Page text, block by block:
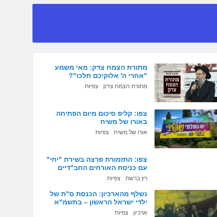
מתורת הצמח צדק: מאי משמע
"אחרי ה' אלוקיכם תלכו"?
מתורת הצמח צדק צפיות
צפו: קליפ סיכום מיום הפתיחה
באורו של משיח
אורו של משיח צפיות
צפו: התזמורת פרצה בשירת "יחי"
עם כניסת האורחים החב"דיים
רץ ברשת צפיות
נשלף מהארכיון: הכנסת ס"ת של
ילדי ישראל הראשון – בתשמ"א
ארכיון צפיות